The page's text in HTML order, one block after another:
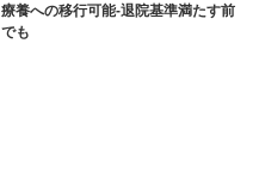
療養への移行可能-退院基準満たす前
でも